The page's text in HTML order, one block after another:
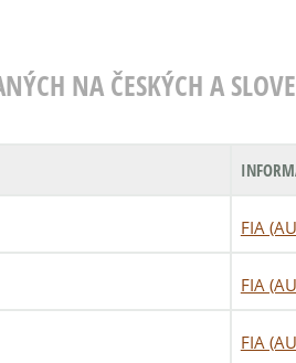
NA ČESKÝCH A
FIA
FIA
FIA